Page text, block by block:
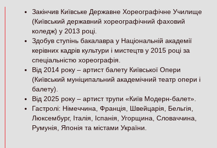
Закінчив Київське Державне Хореографічне Училище
(Київський державний хореографічний фаховий
коледж) у 2013 році.
Здобув ступінь бакалавра у Національній академії
керівних кадрів культури і мистецтв у 2015 році за
спеціальністю хореографія.
Від 2014 року – артист балету Київської Опери
(Київський муніципальний академічний театр опери і
балету).
Від 2025 року – артист трупи «Київ Модерн-балет».
Гастролі: Німеччина, Франція, Швейцарія, Бельгія,
Люксембург, Італія, Іспанія, Угорщина, Словаччина,
Румунія, Японія та містами України.